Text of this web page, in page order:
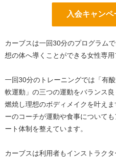
入会キャンペ
カーブスは一回30分のプログラム
想の体へ導くことができる女性専用
一回30分のトレーニングでは「有
軟運動」の三つの運動をバランス
燃焼し理想のボディメイクを叶え
ーのコーチが運動や食事について
ート体制を整えています。
カーブスは利用者もインストラク